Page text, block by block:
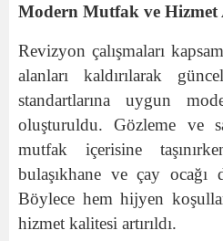
Modern Mutfak ve
Revizyon çalışmaları
alanları kaldırılarak
standartlarına uygun
oluşturuldu. Gözleme ve
mutfak içerisine
bulaşıkhane ve çay ocağı
Böylece hem hijyen
hizmet kalitesi artırıldı.